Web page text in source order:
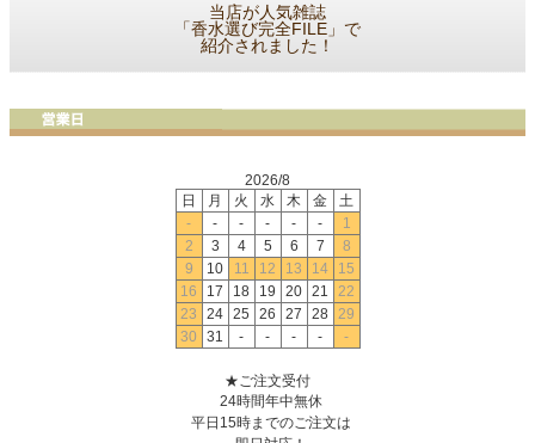
当店が人気雑誌
「香水選び完全FILE」で
紹介されました！
2026/8
日
月 火 水 木 金
土
-
- - - - -
1
2
3 4 5 6 7
8
9
10 11 12 13 14
15
16
17 18 19 20 21
22
23
24 25 26 27 28 29
30
31 - - - - -
★ご注文受付
24時間年中無休
平日15時までのご注文は